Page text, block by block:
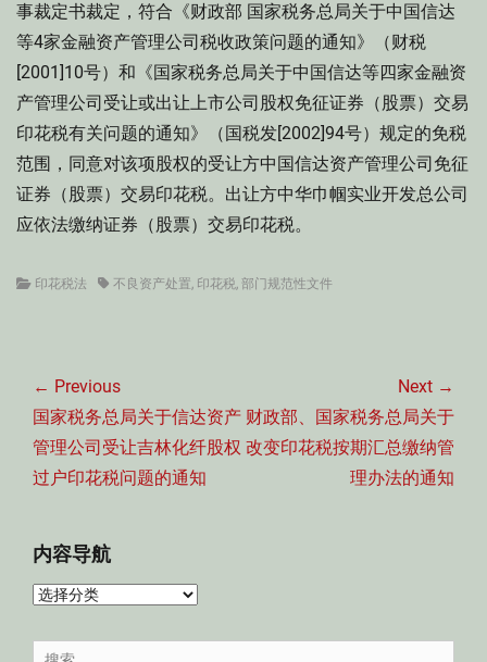
事裁定书裁定，符合《财政部 国家税务总局关于中国信达
等4家金融资产管理公司税收政策问题的通知》（财税
[2001]10号）和《国家税务总局关于中国信达等四家金融资
产管理公司受让或出让上市公司股权免征证券（股票）交易
印花税有关问题的通知》（国税发[2002]94号）规定的免税
范围，同意对该项股权的受让方中国信达资产管理公司免征
证券（股票）交易印花税。出让方中华巾帼实业开发总公司
应依法缴纳证券（股票）交易印花税。
Categories
印花税法 Tags不良资产处置, 印花税, 部门规范性文件
章
导
航
← Previous
Previous
post:
国家税务总局关于信达资产
管理公司受让吉林化纤股权
过户印花税问题的通知
Next →
Next
post:
财政部、国家税务总局关于
改变印花税按期汇总缴纳管
理办法的通知
内容导航
内
导Search